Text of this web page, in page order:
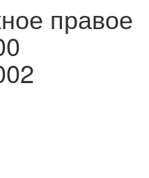
правое